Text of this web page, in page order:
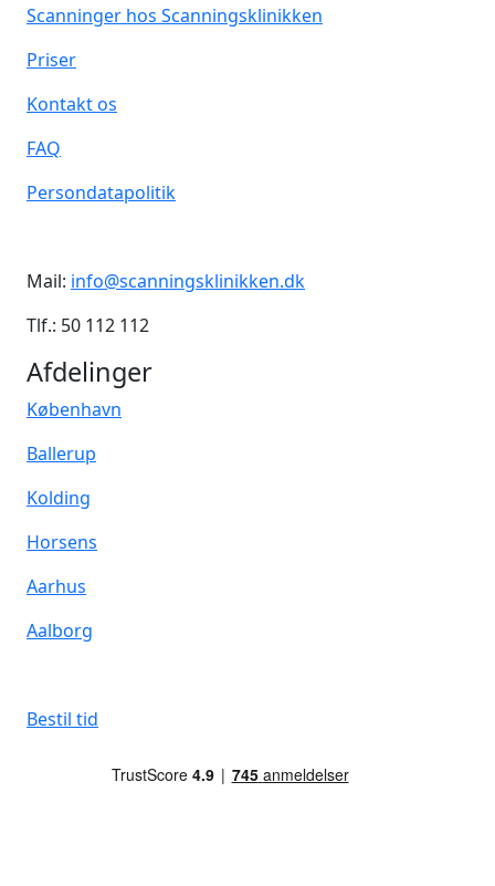
Scanninger hos Scanningsklinikken
Priser
Kontakt os
FAQ
Persondatapolitik
Mail: info@scanningsklinikken.dk
Tlf.: 50 112 112
Afdelinger
København
Ballerup
Kolding
Horsens
Aarhus
Aalborg
Bestil tid